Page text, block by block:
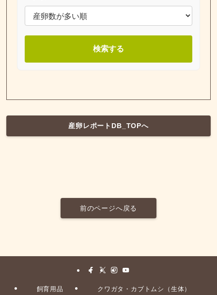
検索する
産卵レポートDB_TOPへ
前のページへ戻る
飼育用品
クワガタ・カブトムシ（生体）